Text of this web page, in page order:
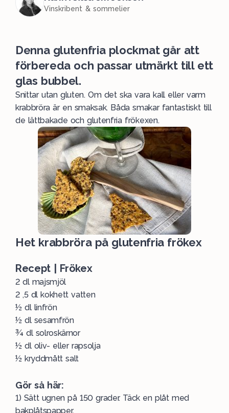
Vinskribent & sommelier
Denna glutenfria plockmat går att
förbereda och passar utmärkt till ett
glas bubbel.
Snittar utan gluten. Om det ska vara kall eller varm
krabbröra är en smaksak. Båda smakar fantastiskt till
de lättbakade och glutenfria frökexen.
Het krabbröra på glutenfria frökex
Recept | Frökex
2 dl majsmjöl
2 ,5 dl kokhett vatten
½ dl linfrön
½ dl sesamfrön
¾ dl solroskärnor
½ dl oliv- eller rapsolja
½ kryddmått salt
Gör så här:
1) Sätt ugnen på 150 grader. Täck en plåt med
bakplåtspapper.